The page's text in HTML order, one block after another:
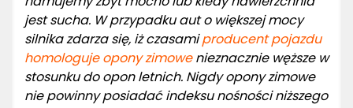
jest sucha. W przypadku aut o większej mocy
silnika zdarza się, iż czasamiproducent pojazdu
homologuje opony zimowenieznacznie węższe w
stosunku do opon letnich. Nigdy opony zimowe
nie powinny posiadać indeksu nośności niższego